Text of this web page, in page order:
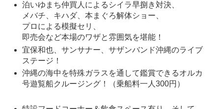
泊いゆまち仲買人によるシイラ早捌き対決、
メバチ、キハダ、本まぐろ解体ショー、
プロによる模擬セリ、
即売会など本場のワザと雰囲気を堪能！
宜保和也、サンサナー、サザンバンド沖縄のライブ
ステージ！
沖縄の海中を特殊ガラスを通して鑑賞できるオルカ
号遊覧船クルージング！（乗船料一人300円）